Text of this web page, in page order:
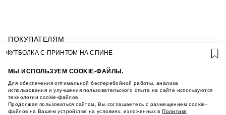
МЫ ИСПОЛЬЗУЕМ COOKIE-ФАЙЛЫ.
Для обеспечения оптимальной бесперебойной работы, анализа
использования и улучшения пользовательского опыта на сайте используются
технологии cookie-файлов.
Продолжая пользоваться сайтом, Вы соглашаетесь с размещением cookie-
файлов на Вашем устройстве на условиях, изложенных вПолитике
ПОКУПАТЕЛЯМ
УСЛОВИЯ ИСПОЛЬЗОВАНИЯ ПОДАРОЧНЫХ
ПОЛИТИКА КОНФИДЕНЦИАЛЬНОСТИ
УСЛОВИЯ ПОКУПКИ
О НАС
МАГАЗИНЫ
ФУТБОЛКА С ПРИНТОМ НА СПИНЕ